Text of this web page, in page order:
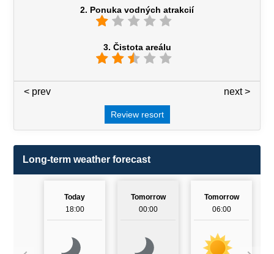
2. Ponuka vodných atrakcií
3. Čistota areálu
next >
< prev
Review resort
Long-term weather forecast
Today
18:00
Tomorrow
00:00
Tomorrow
06:00